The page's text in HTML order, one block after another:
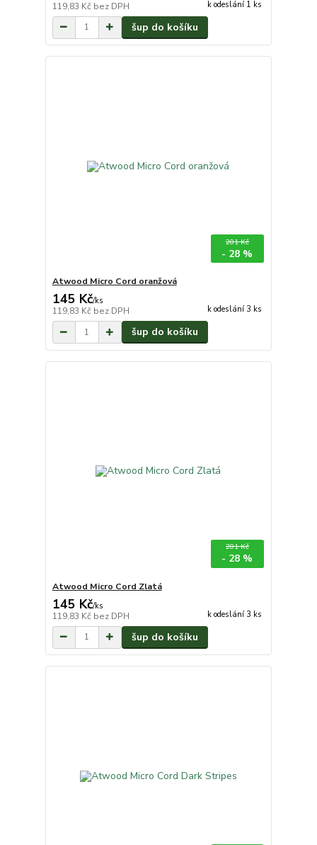
119,83 Kč bez DPH k odeslání 1 ks
šup do košíku
201 Kč
- 28 %
Atwood Micro Cord oranžová
145 Kč/ks
119,83 Kč bez DPH k odeslání 3 ks
šup do košíku
201 Kč
- 28 %
Atwood Micro Cord Zlatá
145 Kč/ks
119,83 Kč bez DPH k odeslání 3 ks
šup do košíku